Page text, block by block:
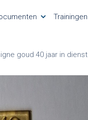
Trainingen
goud 40 jaar in dienst